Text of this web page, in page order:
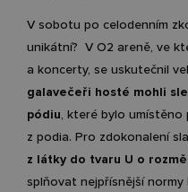
V sobotu po celodenním
unikátní? V O2 areně, ve
a koncerty, se uskutečnil
galavečeři hosté mohli
pódiu, které bylo
z podia. Pro zdokonalení
z látky do tvaru U o
splňovat nejpřísnější